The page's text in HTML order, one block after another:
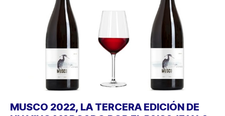
MUSCO 2022, LA TERCERA EDICIÓN DE